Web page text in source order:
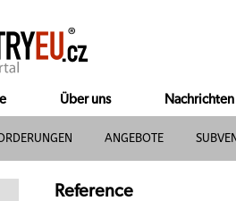
Über uns Nachrichten
ANGEBOTE
Reference